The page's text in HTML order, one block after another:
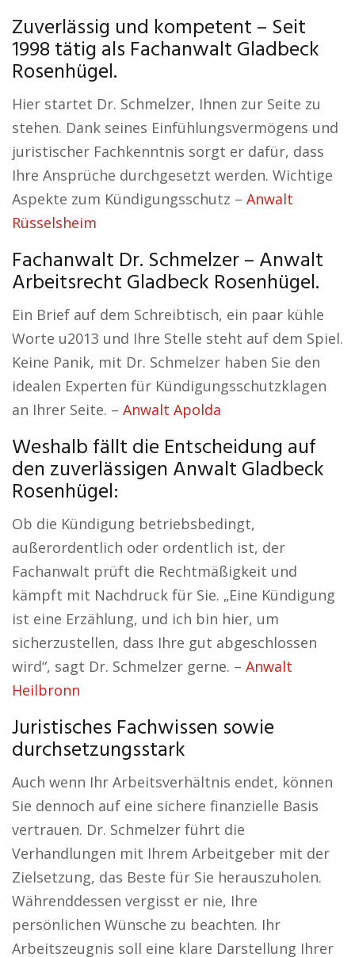
Zuverlässig und kompetent – Seit
1998 tätig als Fachanwalt Gladbeck
Rosenhügel.
Hier startet Dr. Schmelzer, Ihnen zur Seite zu
stehen. Dank seines Einfühlungsvermögens und
juristischer Fachkenntnis sorgt er dafür, dass
Ihre Ansprüche durchgesetzt werden. Wichtige
Aspekte zum Kündigungsschutz – Anwalt
Rüsselsheim
Fachanwalt Dr. Schmelzer – Anwalt
Arbeitsrecht Gladbeck Rosenhügel.
Ein Brief auf dem Schreibtisch, ein paar kühle
Worte u2013 und Ihre Stelle steht auf dem Spiel.
Keine Panik, mit Dr. Schmelzer haben Sie den
idealen Experten für Kündigungsschutzklagen
an Ihrer Seite. – Anwalt Apolda
Weshalb fällt die Entscheidung auf
den zuverlässigen Anwalt Gladbeck
Rosenhügel:
Ob die Kündigung betriebsbedingt,
außerordentlich oder ordentlich ist, der
Fachanwalt prüft die Rechtmäßigkeit und
kämpft mit Nachdruck für Sie. „Eine Kündigung
ist eine Erzählung, und ich bin hier, um
sicherzustellen, dass Ihre gut abgeschlossen
wird“, sagt Dr. Schmelzer gerne. – Anwalt
Heilbronn
Juristisches Fachwissen sowie
durchsetzungsstark
Auch wenn Ihr Arbeitsverhältnis endet, können
Sie dennoch auf eine sichere finanzielle Basis
vertrauen. Dr. Schmelzer führt die
Verhandlungen mit Ihrem Arbeitgeber mit der
Zielsetzung, das Beste für Sie herauszuholen.
Währenddessen vergisst er nie, Ihre
persönlichen Wünsche zu beachten. Ihr
Arbeitszeugnis soll eine klare Darstellung Ihrer